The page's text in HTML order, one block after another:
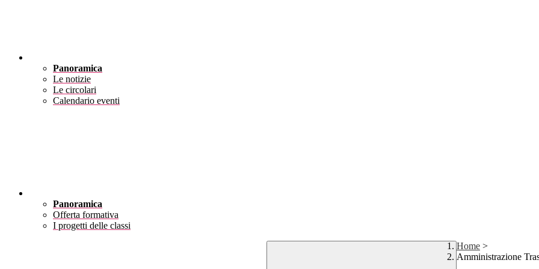
Panoramica
Le notizie
Le circolari
Calendario eventi
Panoramica
Offerta formativa
I progetti delle classi
Home >
Amministrazione